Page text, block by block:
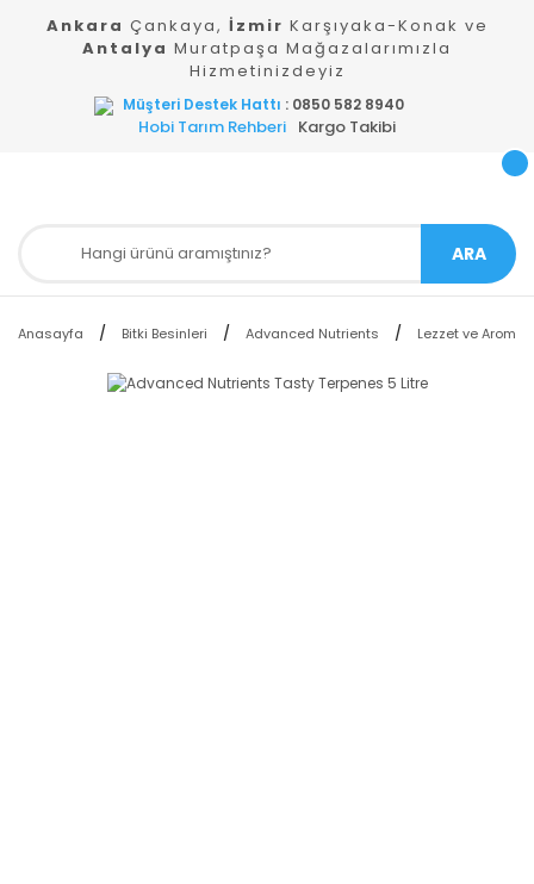
Ankara Çankaya, İzmir Karşıyaka-Konak ve
Antalya Muratpaşa Mağazalarımızla
Hizmetinizdeyiz
Müşteri Destek Hattı : 0850 582 8940
Hobi Tarım Rehberi Kargo Takibi
ARA
Anasayfa Bitki Besinleri Advanced Nutrients Lezzet ve Aroma